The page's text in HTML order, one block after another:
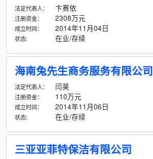
法定代表人： 卞赛依
注册资金： 2308万元
成立时间： 2014年11月04日
状态: 在业/存续
海南兔先生商务服务有限公司
法定代表人： 闫昊
注册资金： 110万元
成立时间： 2014年11月06日
状态: 在业/存续
三亚亚菲特保洁有限公司